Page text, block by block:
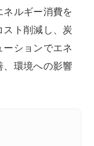
ネルギー消費を
スト削減し、炭
ーションでエネ
、環境への影響